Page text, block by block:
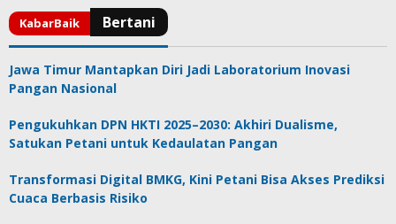
Jawa Timur Mantapkan Diri Jadi Laboratorium Inovasi
Pangan Nasional
Pengukuhkan DPN HKTI 2025–2030: Akhiri Dualisme,
Satukan Petani untuk Kedaulatan Pangan
Transformasi Digital BMKG, Kini Petani Bisa Akses Prediksi
Cuaca Berbasis Risiko